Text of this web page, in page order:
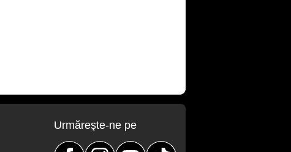
Urmăreşte-ne pe